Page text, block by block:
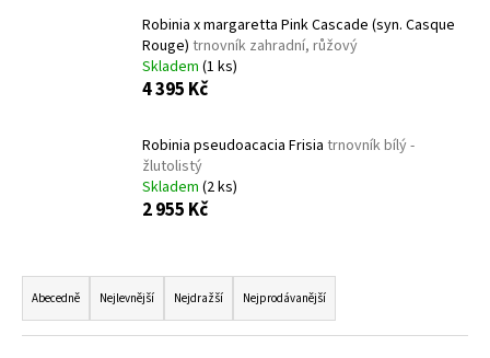
Robinia x margaretta Pink Cascade (syn. Casque
Rouge) trnovník zahradní, růžový
Skladem (1 ks)
4 395 Kč
Robinia pseudoacacia Frisia trnovník bílý -
žlutolistý
Skladem (2 ks)
2 955 Kč
Ř
a
z
Abecedně Nejlevnější Nejdražší Nejprodávanější
o
r
u